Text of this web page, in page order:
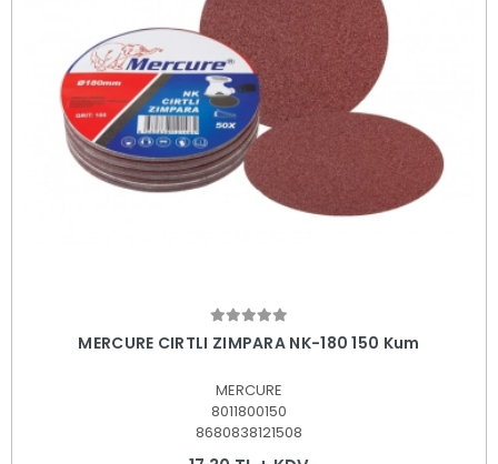
Sepete Ekle
MERCURE CIRTLI ZIMPARA NK-180 150 Kum
MERCURE
8011800150
8680838121508